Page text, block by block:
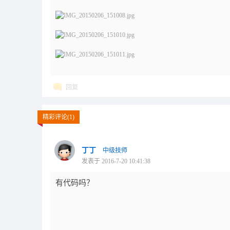
回复
精彩评论(1)
丁丁
中级技师
发表于 2016-7-20 10:41:38
有代码吗？